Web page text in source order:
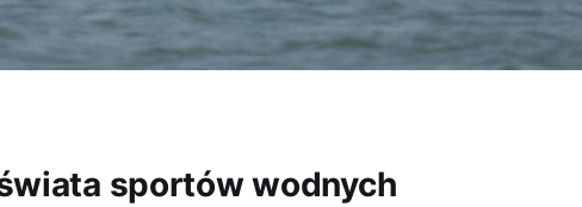
sportów wodnych